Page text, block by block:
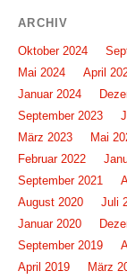
ARCHIV
Oktober 2024
Mai 2024
April
Januar 2024
September 2023
März 2023
Mai
Februar 2022
September 2021
August 2020
Juli
Januar 2020
September 2019
April 2019
März